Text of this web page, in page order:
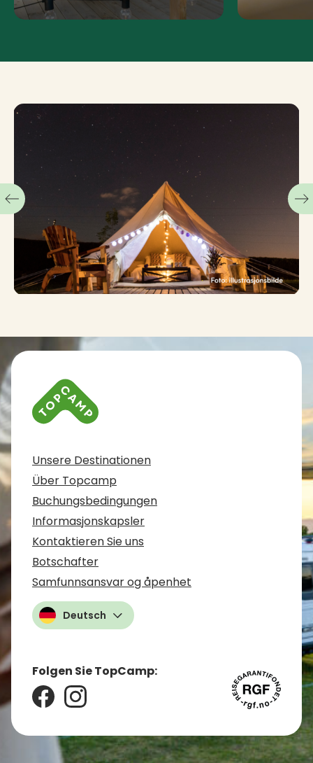
Kontaktinformationen und Impressum
Unsere Destinationen
Über Topcamp
Buchungsbedingungen
Informasjonskapsler
Kontaktieren Sie uns
Botschafter
Samfunnsansvar og åpenhet
Deutsch
Folgen Sie TopCamp: